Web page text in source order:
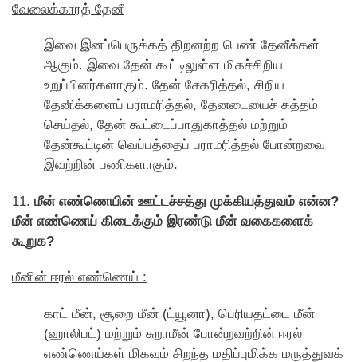
வேலைக்காரத் தேனீ
இவை இனப்பெருக்கத் திறனற்ற பெண் தேனீக்கள்
ஆகும். இவை தேன் கூட்டிலுள்ள மிகச்சிறிய
உறுப்பினர்களாகும். தேன் சேகரித்தல், சிறிய
தேனிக்களைப் பராமரித்தல், தேனடையைச் சுத்தம்
செய்தல், தேன் கூட்டைப்பாதுகாத்தல் மற்றும்
தேன்கூட்டின் வெப்பத்தைப் பராமரித்தல் போன்றவை
இவற்றின் பணிகளாகும்.
11. மீன் எண்ணெயின் ஊட்டச்சத்து முக்கியத்துவம் என்ன?
மீன் எண்ணெய் கிடைக்கும் இரண்டு மீன் வகைகளைக்
கூறுக?
மீனின் ஈரல் எண்ணெய் :
காட் மீன், சூறை மீன் (ட்யூனா), பெரியதட்டை மீன்
(ஹாலிபட்) மற்றும் சுறாமீன் போன்றவற்றின் ஈரல்
எண்ணெய்கள் மிகவும் சிறந்த மதிப்புமிக்க மருத்துவக்